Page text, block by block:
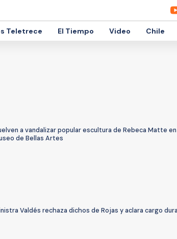
Teletrece El Tiempo Video Chile
a vandalizar popular escultura de Rebeca Matte
de Bellas Artes
Valdés rechaza dichos de Rojas y aclara cargo